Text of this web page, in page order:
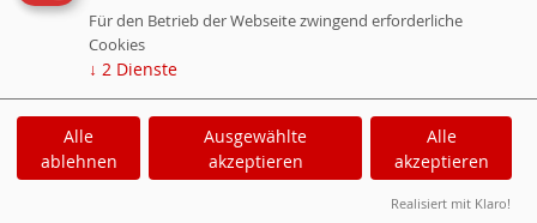
Counter
Besucher: 76185
Heute:
87
Online:
WebsoziCMS
Cookie-Manager
Impressum
Für den Betrieb der Webseite zwingend erforderliche
Cookies
↓ 2 Dienste
Alle
ablehnen
Ausgewählte
akzeptieren
Alle
akzeptieren
Realisiert mit Klaro!